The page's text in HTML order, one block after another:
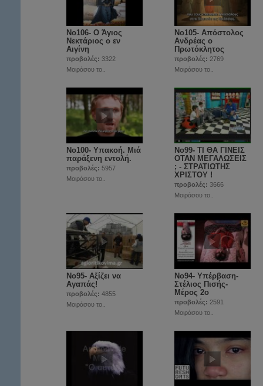
Νο106- Ο Άγιος
Νεκτάριος ο εν
Αιγίνη
προβολές: 3322
Μοιράσου το..
Νο105- Απόστολος
Ανδρέας ο
Πρωτόκλητος
προβολές: 2769
Μοιράσου το..
Νο100- Υπακοή. Μιά
παράξενη εντολή.
προβολές: 5957
Μοιράσου το..
Νο99- ΤΙ ΘΑ ΓΙΝΕΙΣ
ΟΤΑΝ ΜΕΓΑΛΩΣΕΙΣ
; - ΣΤΡΑΤΙΩΤΗΣ
ΧΡΙΣΤΟΥ !
προβολές: 3666
Μοιράσου το..
No95- Αξίζει να
Αγαπάς!
προβολές: 4855
Μοιράσου το..
Νο94- Υπέρβαση-
Στέλιος Πισής-
Μέρος 2ο
προβολές: 2591
Μοιράσου το..